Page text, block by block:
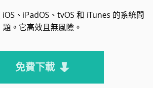
、iPadOS、tvOS 和 iTunes 的系統問
題。它高效且無風險。
免費下載